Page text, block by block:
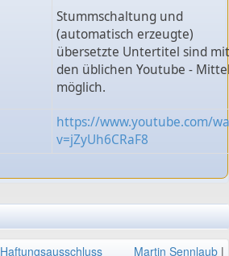
Stummschaltung und
(automatisch erzeugte)
übersetzte Untertitel sind mit
den üblichen Youtube -
möglich.
https://www.youtube.com/
v=jZyUh6CRaF8
Haftungsausschluss Martin Sennlaub |